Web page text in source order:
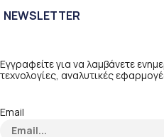
NEWSLETTER
Εγγραφείτε για να λαμβάνετε
τεχνολογίες, αναλυτικές
Email